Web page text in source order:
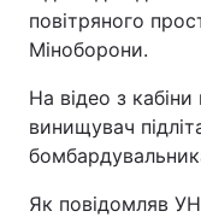
повітряного
Міноборони.
На відео з
винищувач
Як повідомляв